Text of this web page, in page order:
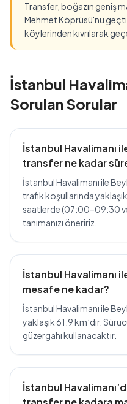
Transfer, boğazın geniş
Mehmet Köprüsü'nü
köylerinden kıvrılarak
İstanbul
Sorulan Sorular
İstanbul Havalimanı
transfer ne kadar
İstanbul Havalimanı ile
trafik koşullarında
saatlerde (07:00–09:30
tanımanızı öneririz.
İstanbul Havalimanı
mesafe ne kadar?
İstanbul Havalimanı ile
yaklaşık 61.9 km’dir.
güzergahı kullanacaktır.
İstanbul